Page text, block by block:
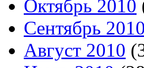
Октябрь 2010
Сентябрь 2010
Август 2010